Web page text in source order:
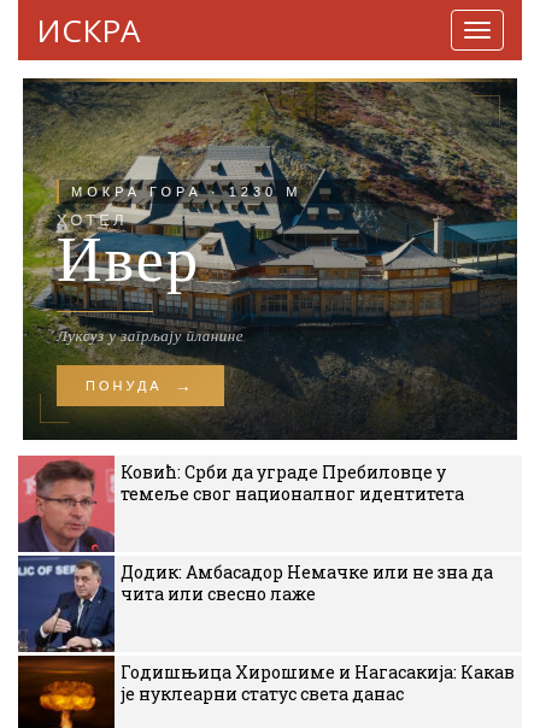
ИСКРА
Ковић: Срби да уграде Пребиловце у
темеље свог националног идентитета
Додик: Амбасадор Немачке или не зна да
чита или свесно лаже
Годишњица Хирошиме и Нагасакија: Какав
је нуклеарни статус света данас